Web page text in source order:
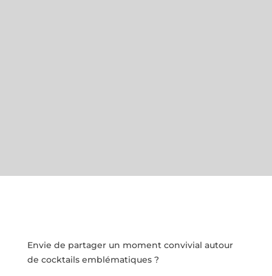
Envie de partager un moment convivial autour
de cocktails emblématiques ?